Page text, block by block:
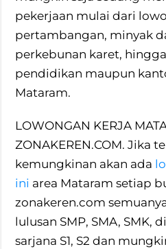
pekerjaan mulai dari
pertambangan, minyak
perkebunan karet,
pendidikan maupun
Mataram.
LOWONGAN KERJA
ZONAKEREN.COM. Jika
kemungkinan akan ada
ini area Mataram setiap
zonakeren.com
lulusan SMP, SMA, SMK,
sarjana S1, S2 dan